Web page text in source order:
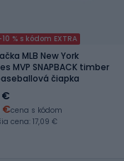
% s kódom EXTRA
MLB New York
MVP SNAPBACK timber
čiapka
€
€cena s kódom
cena: 17,09 €